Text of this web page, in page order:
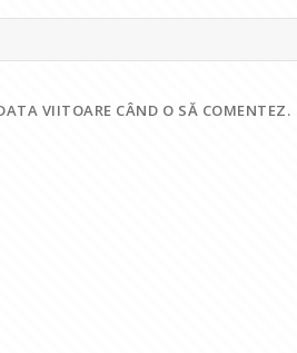
VIITOARE CÂND O SĂ COMENTEZ.